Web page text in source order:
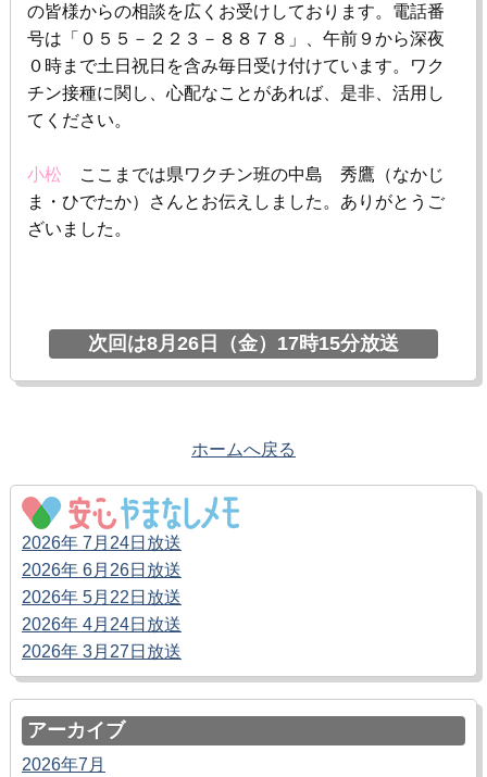
の皆様からの相談を広くお受けしております。電話番
号は「０５５－２２３－８８７８」、午前９から深夜
０時まで土日祝日を含み毎日受け付けています。ワク
チン接種に関し、心配なことがあれば、是非、活用し
てください。
小松 ここまでは県ワクチン班の中島 秀鷹（なかじ
ま・ひでたか）さんとお伝えしました。ありがとうご
ざいました。
次回は8月26日（金）17時15分放送
ホームへ戻る
2026年 7月24日放送
2026年 6月26日放送
2026年 5月22日放送
2026年 4月24日放送
2026年 3月27日放送
アーカイブ
2026年7月